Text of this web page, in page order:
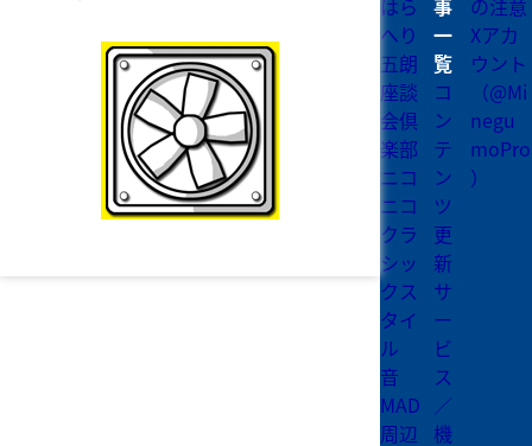
はら
へり
五朗
座談
会倶
楽部
ニコ
ニコ
クラ
シッ
クス
タイ
ル
音
MAD
周辺
事
一
覧
コ
ン
テ
ン
ツ
更
新
サ
ー
ビ
ス
／
機
の注意
Xアカ
ウント
（@Mi
negu
moPro
）